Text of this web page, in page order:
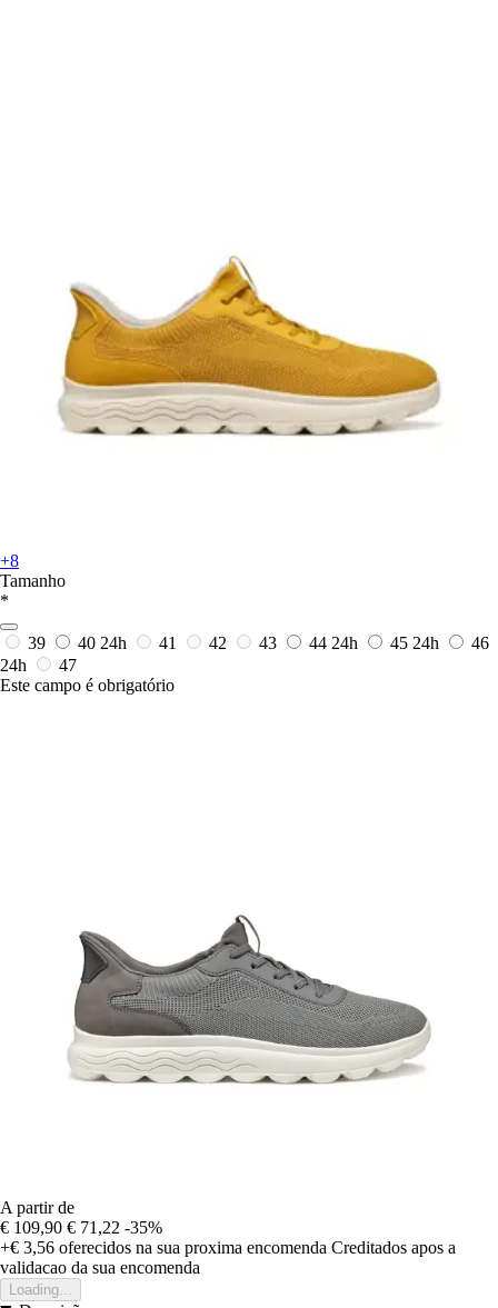
+8
Tamanho
*
39 40 24h 41 42 43 44 24h 45 24h
46
24h
47
Este campo é obrigatório
A partir de
€ 109,90 € 71,22 -35%
+€ 3,56 oferecidos na sua proxima encomenda Creditados apos a
validacao da sua encomenda
Loading...